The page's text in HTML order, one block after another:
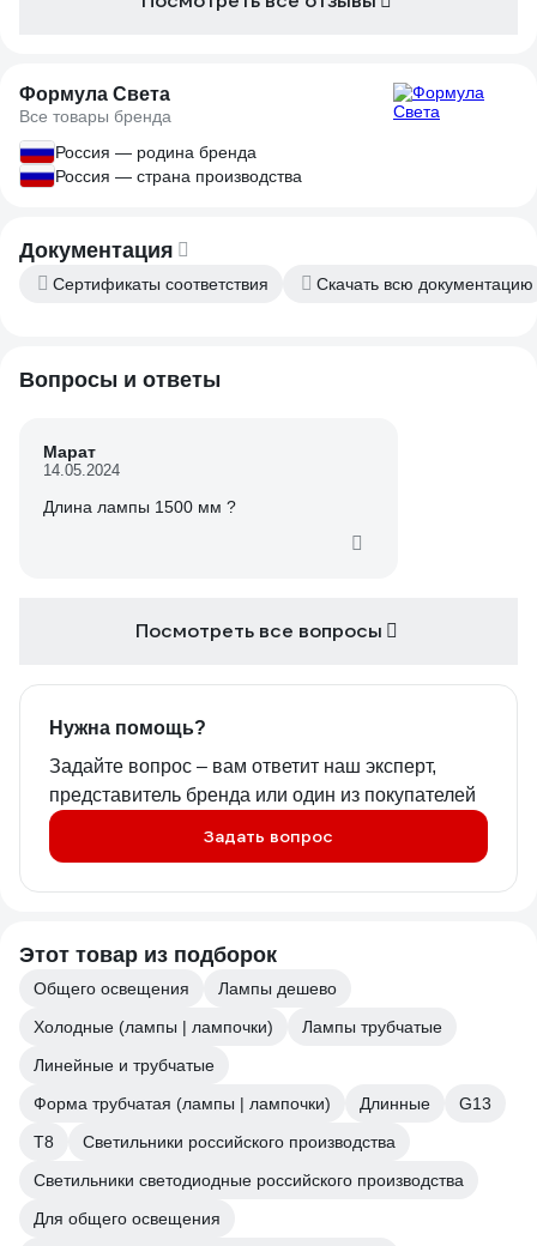
Формула Света
Все товары бренда
Россия — родина бренда
Россия — страна производства
Документация
Сертификаты соответствия Скачать всю документацию
Вопросы и ответы
Марат
14.05.2024
Длина лампы 1500 мм ?
Посмотреть все вопросы
Нужна помощь?
Задайте вопрос – вам ответит наш эксперт,
представитель бренда или один из покупателей
Задать вопрос
Этот товар из подборок
Общего освещения
Лампы дешево
Холодные (лампы | лампочки)
Лампы трубчатые
Линейные и трубчатые
Форма трубчатая (лампы | лампочки)
Длинные
G13
Т8
Светильники российского производства
Светильники светодиодные российского производства
Для общего освещения